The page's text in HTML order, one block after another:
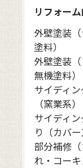
リフォー
外壁塗装
塗料）
外壁塗装（
無機塗料）
サイディ
（窯業系）
サイディ
り（カバー
部分補修
れ・コーキ